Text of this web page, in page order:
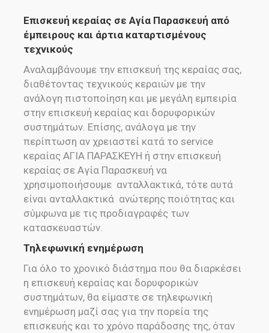
Επισκευή κεραίας σε Αγία Παρασκευή από
έμπειρους και άρτια καταρτισμένους
τεχνικούς
Αναλαμβάνουμε την επισκευή της κεραίας σας,
διαθέτοντας τεχνικούς κεραιών με την
ανάλογη πιστοποίηση και με μεγάλη εμπειρία
στην επισκευή κεραίας και δορυφορικών
συστημάτων. Επίσης, ανάλογα με την
περίπτωση αν χρειαστεί κατά το service
κεραίας ΑΓΙΑ ΠΑΡΑΣΚΕΥΗ ή στην επισκευή
κεραίας σε Αγία Παρασκευή να
χρησιμοποιήσουμε ανταλλακτικά, τότε αυτά
είναι ανταλλακτικά ανώτερης ποιότητας και
σύμφωνα με τις προδιαγραφές των
κατασκευαστών.
Τηλεφωνική ενημέρωση
Για όλο το χρονικό διάστημα που θα διαρκέσει
η επισκευή κεραίας και δορυφορικών
συστημάτων, θα είμαστε σε τηλεφωνική
ενημέρωση μαζί σας για την πορεία της
επισκευής και το χρόνο παράδοσης της, όταν